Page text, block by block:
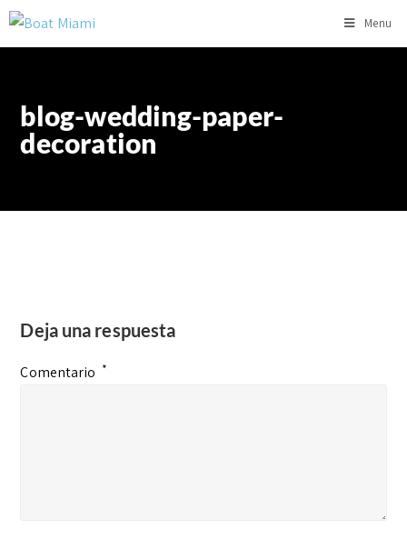
Menu
blog-wedding-paper-
decoration
Deja una respuesta
Comentario *